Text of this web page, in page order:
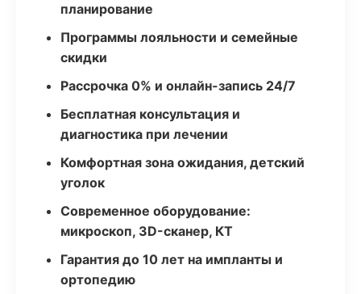
планирование
Программы лояльности и семейные
скидки
Рассрочка 0% и онлайн-запись 24/7
Бесплатная консультация и
диагностика при лечении
Комфортная зона ожидания, детский
уголок
Современное оборудование:
микроскоп, 3D-сканер, КТ
Гарантия до 10 лет на импланты и
ортопедию